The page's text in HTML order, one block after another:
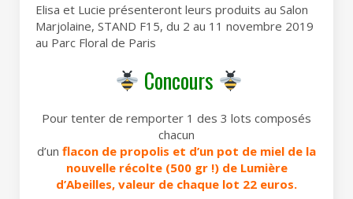
Elisa et Lucie présenteront leurs produits au Salon
Marjolaine, STAND F15, du 2 au 11 novembre 2019
au Parc Floral de Paris
Concours
Pour tenter de remporter 1 des 3 lots composés
chacun
d’un flacon de propolis et d’un pot de miel de la
nouvelle récolte (500 gr !) de Lumière
d’Abeilles, valeur de chaque lot 22 euros.